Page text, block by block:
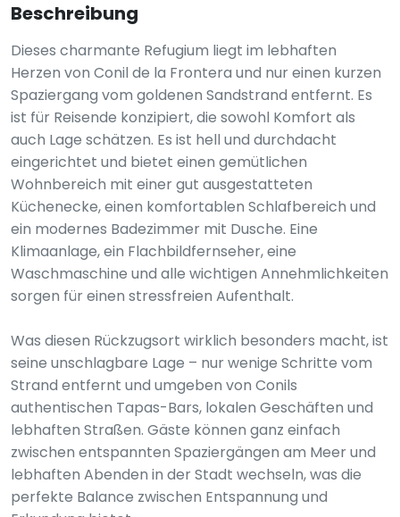
Beschreibung
Dieses charmante Refugium liegt im lebhaften
Herzen von Conil de la Frontera und nur einen kurzen
Spaziergang vom goldenen Sandstrand entfernt. Es
ist für Reisende konzipiert, die sowohl Komfort als
auch Lage schätzen. Es ist hell und durchdacht
eingerichtet und bietet einen gemütlichen
Wohnbereich mit einer gut ausgestatteten
Küchenecke, einen komfortablen Schlafbereich und
ein modernes Badezimmer mit Dusche. Eine
Klimaanlage, ein Flachbildfernseher, eine
Waschmaschine und alle wichtigen Annehmlichkeiten
sorgen für einen stressfreien Aufenthalt.
Was diesen Rückzugsort wirklich besonders macht, ist
seine unschlagbare Lage – nur wenige Schritte vom
Strand entfernt und umgeben von Conils
authentischen Tapas-Bars, lokalen Geschäften und
lebhaften Straßen. Gäste können ganz einfach
zwischen entspannten Spaziergängen am Meer und
lebhaften Abenden in der Stadt wechseln, was die
perfekte Balance zwischen Entspannung und